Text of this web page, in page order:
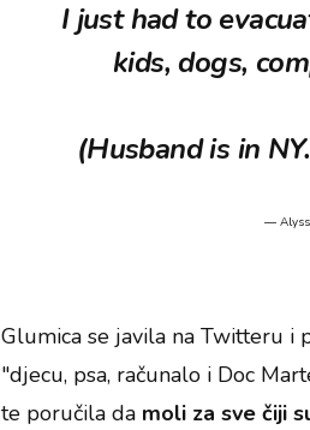
I just had to
kids, dogs,
(Husband is in
—
Glumica se javila na Twitteru i
"djecu, psa, računalo i Doc
te poručila da moli za sve čiji